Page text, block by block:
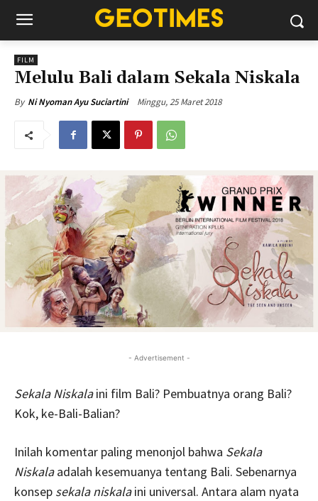
FILM
Melulu Bali dalam Sekala Niskala
By Ni Nyoman Ayu Suciartini Minggu, 25 Maret 2018
- Advertisement -
Sekala Niskalaini film Bali? Pembuatnya orang Bali?
Kok, ke-Bali-Balian?
Inilah komentar paling menonjol bahwa Sekala
Niskalaadalah kesemuanya tentang Bali. Sebenarnya
konsep sekala niskalaini universal. Antara alam nyata